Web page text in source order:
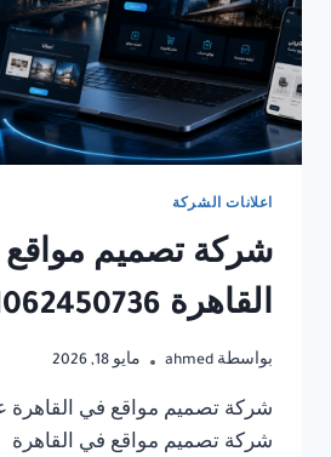
اعلانات الشركة
شركة تصميم
القاهرة 01062450736
بواسطة ahmed مايو 18, 2026
شركة تصميم مواقع في القاهرة
شركة تصميم مواقع في القاهرة